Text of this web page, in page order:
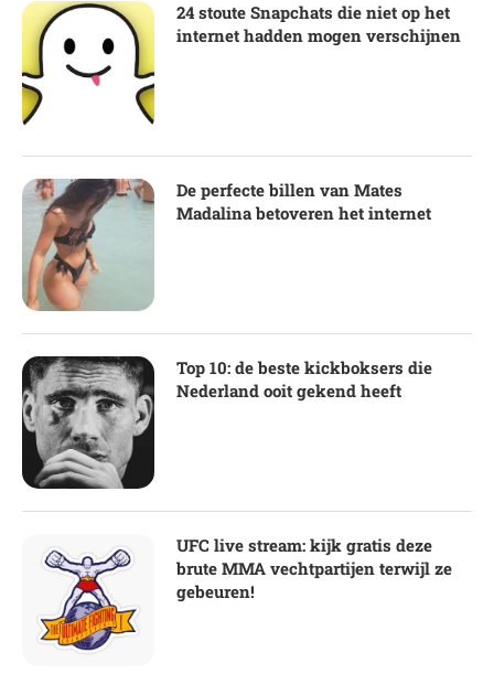
24 stoute Snapchats die niet op het
internet hadden mogen verschijnen
De perfecte billen van Mates
Madalina betoveren het internet
Top 10: de beste kickboksers die
Nederland ooit gekend heeft
UFC live stream: kijk gratis deze
brute MMA vechtpartijen terwijl ze
gebeuren!